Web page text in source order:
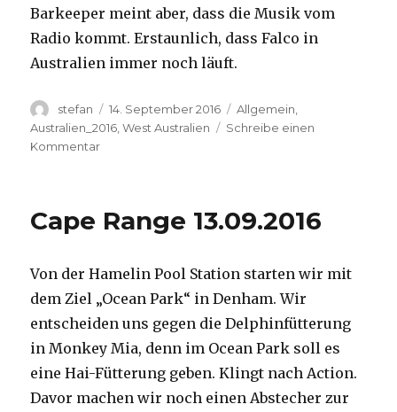
Barkeeper meint aber, dass die Musik vom
Radio kommt. Erstaunlich, dass Falco in
Australien immer noch läuft.
Autor
stefan
Veröffentlicht
am
14. September 2016 Kategorien
Allgemein
Australien_2016 ,West Australien
Schreibe einen
Kommentarzu
Cape Range 13.09.2016
Von der Hamelin Pool Station starten wir mit
dem Ziel „Ocean Park“ in Denham. Wir
entscheiden uns gegen die Delphinfütterung
in Monkey Mia, denn im Ocean Park soll es
eine Hai-Fütterung geben. Klingt nach Action.
Davor machen wir noch einen Abstecher zur